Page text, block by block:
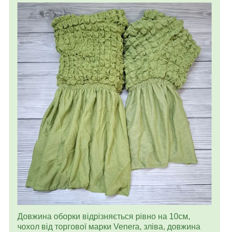
Довжина оборки відрізняється рівно на 10см,
чохол від торгової марки Venera, зліва, довжина